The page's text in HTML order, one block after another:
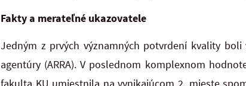
Fakty a merateľné ukazovatele
Jedným z prvých významných potvrdení kvality
agentúry (ARRA). V poslednom komplexnom